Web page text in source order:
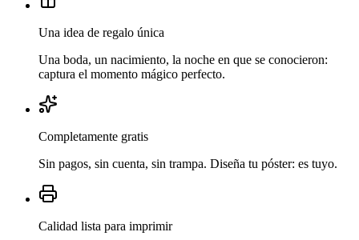
Una idea de regalo única
Una boda, un nacimiento, la noche en que se conocieron:
captura el momento mágico perfecto.
Completamente gratis
Sin pagos, sin cuenta, sin trampa. Diseña tu póster: es tuyo.
Calidad lista para imprimir